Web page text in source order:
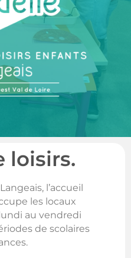
loisirs.
l’accueil
les locaux
au vendredi
de scolaires